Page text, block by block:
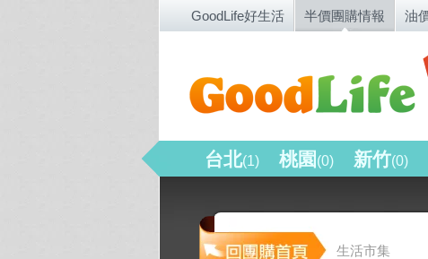
GoodLife好生活 半價團購情報 油
台北(1) 桃園 (0) 新竹(0)
生活市集